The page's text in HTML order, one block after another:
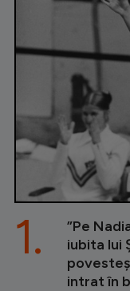
”Pe
iubita lui
intrat în
1.